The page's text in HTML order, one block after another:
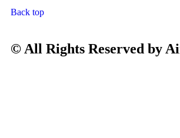
Back top
© All Rights Reserved by